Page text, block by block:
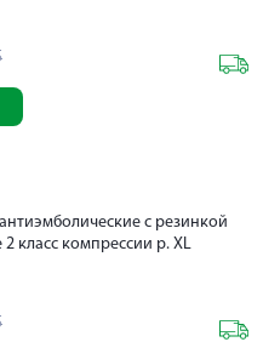
с резинкой
2 класс компрессии р. XL